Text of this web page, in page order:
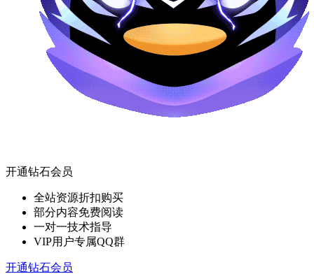
开通钻石会员
全站资源折扣购买
部分内容免费阅读
一对一技术指导
VIP用户专属QQ群
开通钻石会员